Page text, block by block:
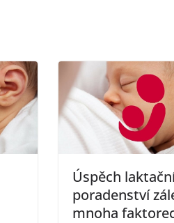
Úspěch
poradenství
mnoha